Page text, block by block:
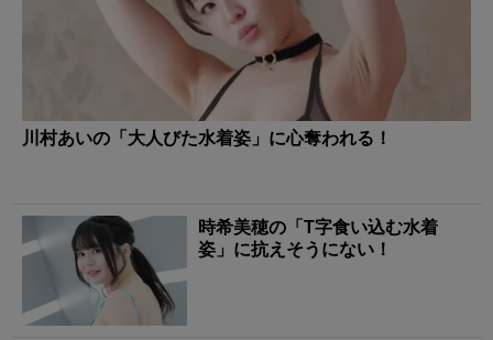
川村あいの「大人びた水着姿」に心奪われる！
時希美穂の「T字食い込む水着
姿」に抗えそうにない！